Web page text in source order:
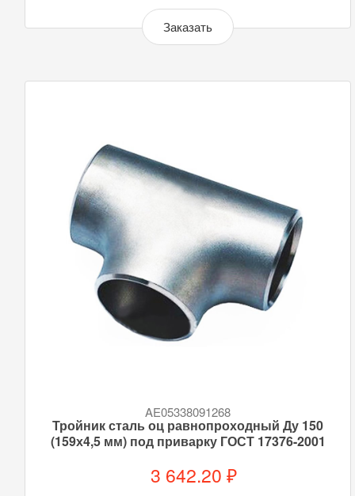
Заказать
AE05338091268
Тройник сталь оц равнопроходный Ду 150
(159х4,5 мм) под приварку ГОСТ 17376-2001
3 642.20 ₽